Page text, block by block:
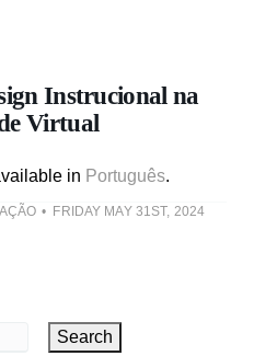
Instrucional na
Virtual
in Português.
FRIDAY MAY 31ST, 2024
Search